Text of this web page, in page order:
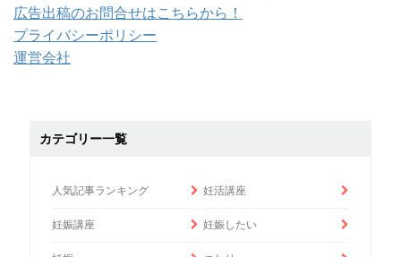
広告出稿のお問合せはこちらから！
プライバシーポリシー
運営会社
カテゴリー一覧
人気記事ランキング 妊活講座
妊娠講座 妊娠したい